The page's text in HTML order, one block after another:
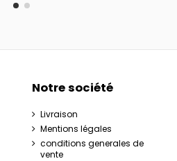
Notre société
Livraison
Mentions légales
conditions generales de
vente